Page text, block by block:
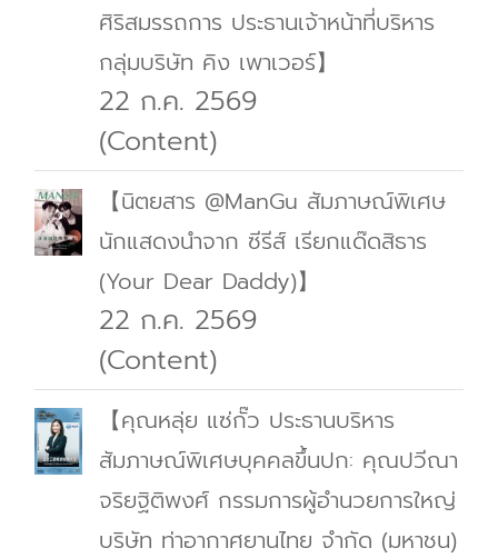
ศิริสมรรถการ ประธานเจ้าหน้าที่บริหาร
กลุ่มบริษัท คิง เพาเวอร์】
22 ก.ค. 2569
(Content)
【นิตยสาร @ManGu สัมภาษณ์พิเศษ
นักแสดงนำจาก ซีรีส์ เรียกแด๊ดสิธาร
(Your Dear Daddy)】
22 ก.ค. 2569
(Content)
【คุณหลุ่ย แซ่กั๊ว ประธานบริหาร
สัมภาษณ์พิเศษบุคคลขึ้นปก: คุณปวีณา
จริยฐิติพงศ์ กรรมการผู้อำนวยการใหญ่
บริษัท ท่าอากาศยานไทย จำกัด (มหาชน)